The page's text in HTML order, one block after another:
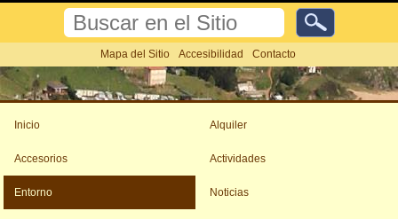
Buscar
Mapa del Sitio Accesibilidad Contacto
Inicio
Alquiler
Accesorios Actividades
Entorno Noticias